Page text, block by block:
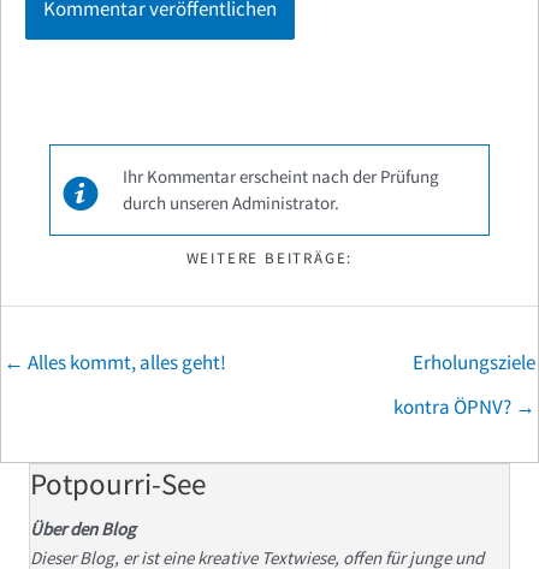
Ihr Kommentar erscheint nach der Prüfung
durch unseren Administrator.
WEITERE BEITRÄGE:
Posts
navigation
← Alles kommt, alles geht!
Erholungsziele
kontra ÖPNV? →
Potpourri-See
Über den Blog
Dieser Blog, er ist eine kreative Textwiese, offen für junge und